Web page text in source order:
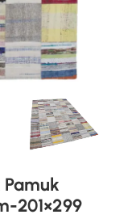
Pamuk
201×299